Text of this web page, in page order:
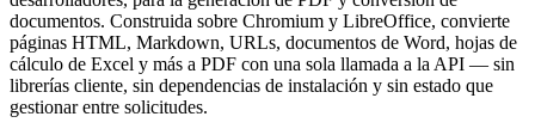
documentos. Construida sobre Chromium y LibreOffice, convierte
páginas HTML, Markdown, URLs, documentos de Word, hojas de
cálculo de Excel y más a PDF con una sola llamada a la API — sin
librerías cliente, sin dependencias de instalación y sin estado que
gestionar entre solicitudes.